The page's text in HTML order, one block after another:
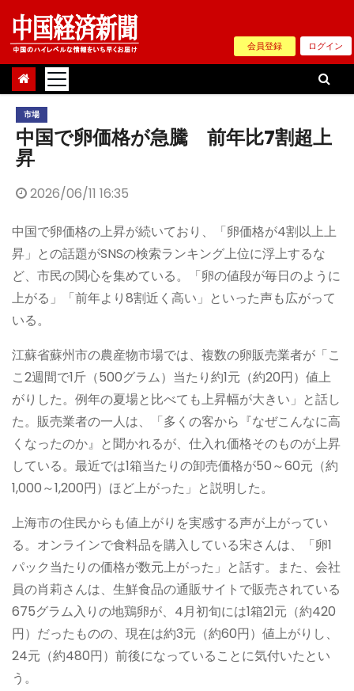
Skip
content
会員登録 ログイン
市場
中国で卵価格が急騰 前年比7割超上
昇
2026/06/11 16:35
中国で卵価格の上昇が続いており、「卵価格が4割以上上
昇」との話題がSNSの検索ランキング上位に浮上するな
ど、市民の関心を集めている。「卵の値段が毎日のように
上がる」「前年より8割近く高い」といった声も広がって
いる。
江蘇省蘇州市の農産物市場では、複数の卵販売業者が「こ
こ2週間で1斤（500グラム）当たり約1元（約20円）値上
がりした。例年の夏場と比べても上昇幅が大きい」と話し
た。販売業者の一人は、「多くの客から『なぜこんなに高
くなったのか』と聞かれるが、仕入れ価格そのものが上昇
している。最近では1箱当たりの卸売価格が50～60元（約
1,000～1,200円）ほど上がった」と説明した。
上海市の住民からも値上がりを実感する声が上がってい
る。オンラインで食料品を購入している宋さんは、「卵1
パック当たりの価格が数元上がった」と話す。また、会社
員の肖莉さんは、生鮮食品の通販サイトで販売されている
675グラム入りの地鶏卵が、4月初旬には1箱21元（約420
円）だったものの、現在は約3元（約60円）値上がりし、
24元（約480円）前後になっていることに気付いたとい
う。